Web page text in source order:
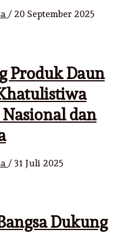
/ 20 September 2025
Produk Daun
Nasional dan
/ 31 Juli 2025
Dukung